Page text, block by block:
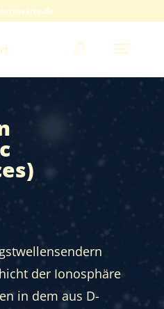
der Ionosphäre
in dem aus D-